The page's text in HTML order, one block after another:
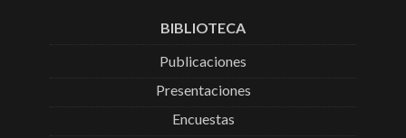
BIBLIOTECA
Publicaciones
Presentaciones
Encuestas